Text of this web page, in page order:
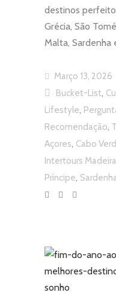
destinos
Grécia, São
Malta, Sardenha
Março 13, 2026
Bucket-List,
Lifestyle,
Recomendação,
Açores, Cabo
Intertours Madeira
Príncipe,